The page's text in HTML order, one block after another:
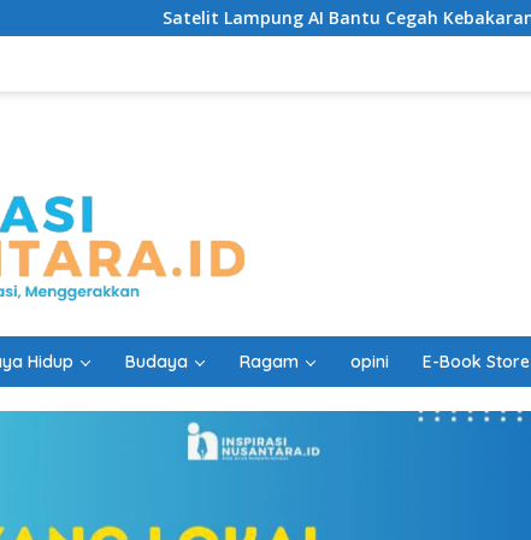
Lampung AI Bantu Cegah Kebakaran Lebih Cepat
Hidup Budaya Ragam opini E-Book Store